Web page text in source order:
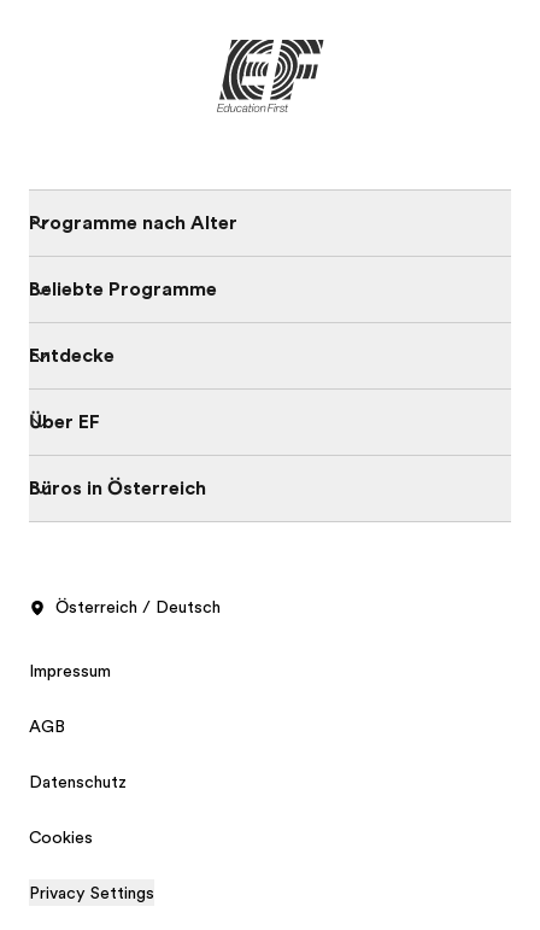
Programme nach Alter
Beliebte Programme
Entdecke
Über EF
Büros in Österreich
Österreich / Deutsch
Impressum
AGB
Datenschutz
Cookies
Privacy Settings